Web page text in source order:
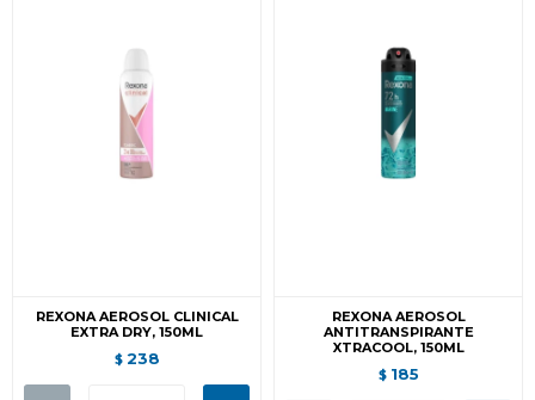
REXONA AEROSOL CLINICAL
EXTRA DRY, 150ML
$ 238
REXONA AEROSOL
ANTITRANSPIRANTE
XTRACOOL, 150ML
$ 185